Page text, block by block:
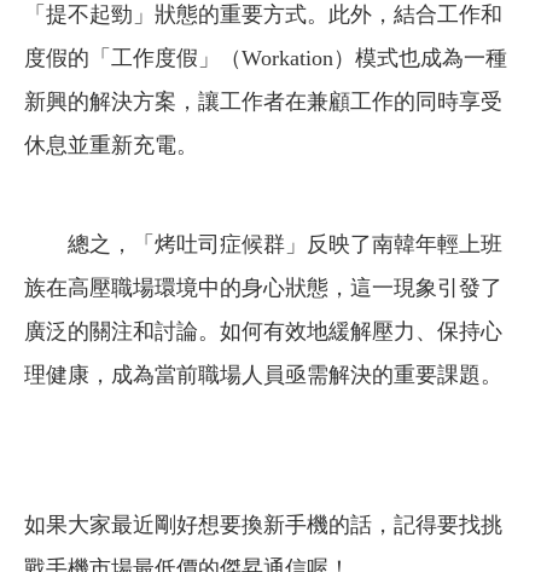
「提不起勁」狀態的重要方式。此外，結合工作和
度假的「工作度假」（Workation）模式也成為一種
新興的解決方案，讓工作者在兼顧工作的同時享受
休息並重新充電。
總之，「烤吐司症候群」反映了南韓年輕上班
族在高壓職場環境中的身心狀態，這一現象引發了
廣泛的關注和討論。如何有效地緩解壓力、保持心
理健康，成為當前職場人員亟需解決的重要課題。
如果大家最近剛好想要換新手機的話，記得要找挑